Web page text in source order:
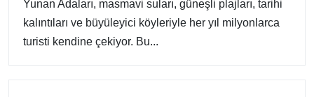
Yunan Adaları, masmavi suları, güneşli plajları, tarihi
kalıntıları ve büyüleyici köyleriyle her yıl milyonlarca
turisti kendine çekiyor. Bu...